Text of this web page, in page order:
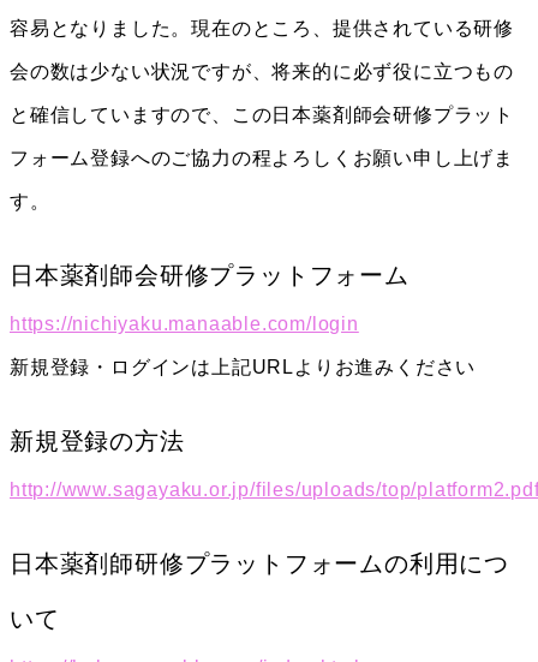
容易となりました。現在のところ、提供されている研修
会の数は少ない状況ですが、将来的に必ず役に立つもの
と確信していますので、この日本薬剤師会研修プラット
フォーム登録へのご協力の程よろしくお願い申し上げま
す。
日本薬剤師会研修プラットフォーム
https://nichiyaku.manaable.com/login
新規登録・ログインは上記URLよりお進みください
新規登録の方法
http://www.sagayaku.or.jp/files/uploads/top/
日本薬剤師研修プラットフォームの利用につ
いて